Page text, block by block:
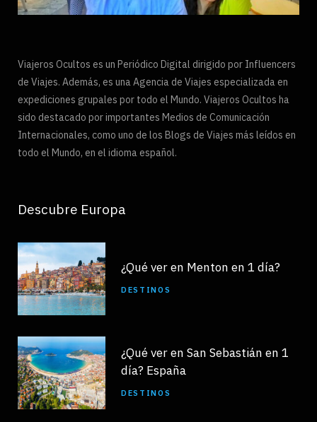
Viajeros Ocultos es un Periódico Digital dirigido por Influencers
de Viajes. Además, es una Agencia de Viajes especializada en
expediciones grupales por todo el Mundo. Viajeros Ocultos ha
sido destacado por importantes Medios de Comunicación
Internacionales, como uno de los Blogs de Viajes más leídos en
todo el Mundo, en el idioma español.
Descubre Europa
¿Qué ver en Menton en 1 día?
DESTINOS
¿Qué ver en San Sebastián en 1
día? España
DESTINOS